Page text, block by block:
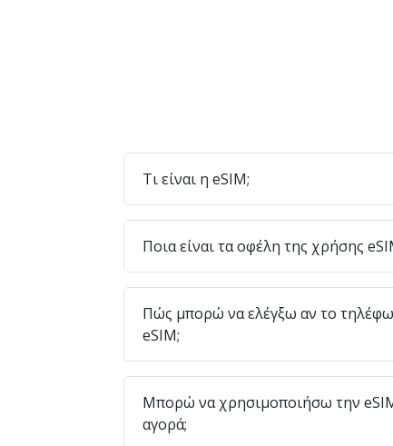
Τι είναι η eSIM;
Ποια είναι τα οφέλη της χρήσης
Πώς μπορώ να ελέγξω αν το
eSIM;
Μπορώ να χρησιμοποιήσω την
αγορά;